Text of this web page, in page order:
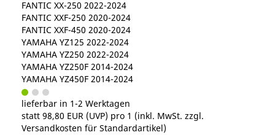
FANTIC XX-250 2022-2024
FANTIC XXF-250 2020-2024
FANTIC XXF-450 2020-2024
YAMAHA YZ125 2022-2024
YAMAHA YZ250 2022-2024
YAMAHA YZ250F 2014-2024
YAMAHA YZ450F 2014-2024
lieferbar in 1-2 Werktagen
statt 98,80 EUR (UVP) pro 1 (inkl. MwSt. zzgl.
Versandkosten für Standardartikel)